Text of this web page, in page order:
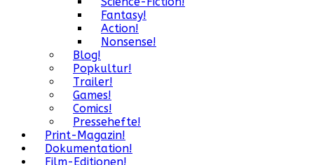
Fantasy!
Action!
Nonsense!
Blog!
Popkultur!
Trailer!
Games!
Comics!
Pressehefte!
Print-Magazin!
Dokumentation!
Film-Editionen!